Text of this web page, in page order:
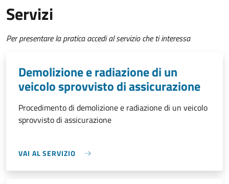
Servizi
Per presentare la pratica accedi al servizio che ti interessa
Demolizione e radiazione di un
veicolo sprovvisto di assicurazione
Procedimento di demolizione e radiazione di un veicolo
sprovvisto di assicurazione
VAI AL SERVIZIO